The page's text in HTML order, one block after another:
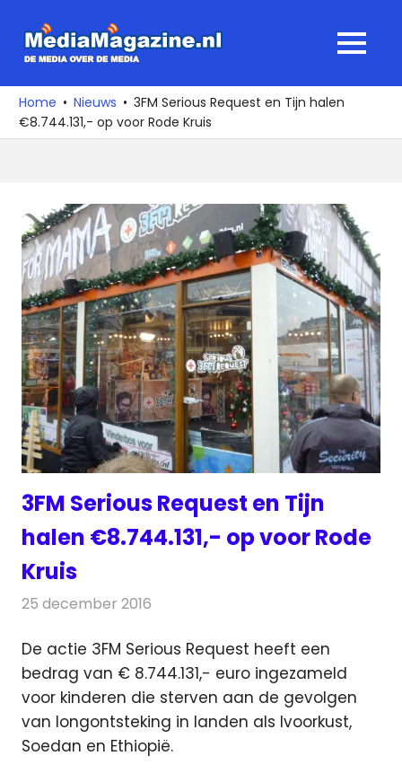
naar
media
over
de
MENU
Home Nieuws
3FM Serious Request en Tijn halen
€8.744.131,- op voor Rode Kruis
3FM Serious Request en Tijn
halen €8.744.131,- op voor Rode
Kruis
25 december 2016
De actie 3FM Serious Request heeft een
bedrag van € 8.744.131,- euro ingezameld
voor kinderen die sterven aan de gevolgen
van longontsteking in landen als Ivoorkust,
Soedan en Ethiopië.